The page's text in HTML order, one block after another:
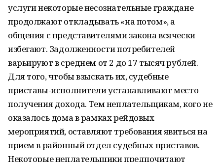
услуги некоторые несознательные граждане
продолжают откладывать «на потом», а
общения с представителями закона всячески
избегают. Задолженности потребителей
варьируют в среднем от 2 до 17 тысяч рублей.
Для того, чтобы взыскать их, судебные
приставы-исполнители устанавливают место
получения дохода. Тем неплательщикам, кого не
оказалось дома в рамках рейдовых
мероприятий, оставляют требования явиться на
прием в районный отдел судебных приставов.
Некоторые неплательщики предпочитают